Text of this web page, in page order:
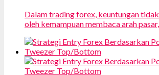
Dalam trading forex, keuntungan
oleh kemampuan membaca arah